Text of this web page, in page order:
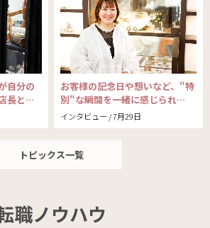
自分の
長と…
インタビュー / 7月29日
お客様の記念日や想いなど、"特
別"な瞬間を一緒に感じられ…
トピックス一覧
職ノウハウ